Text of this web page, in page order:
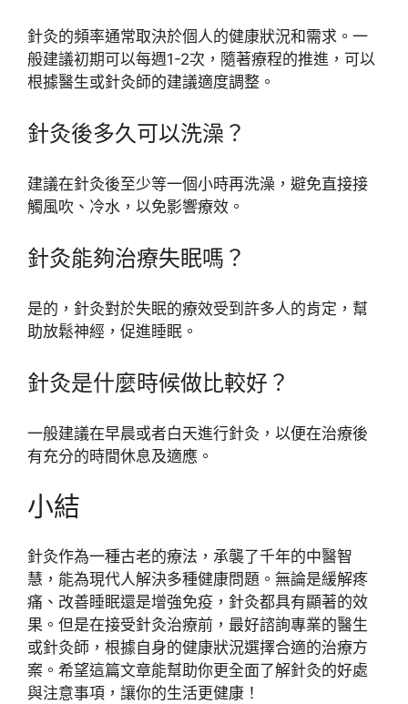
針灸的頻率通常取決於個人的健康狀況和需求。一
般建議初期可以每週1-2次，隨著療程的推進，可以
根據醫生或針灸師的建議適度調整。
針灸後多久可以洗澡？
建議在針灸後至少等一個小時再洗澡，避免直接接
觸風吹、冷水，以免影響療效。
針灸能夠治療失眠嗎？
是的，針灸對於失眠的療效受到許多人的肯定，幫
助放鬆神經，促進睡眠。
針灸是什麼時候做比較好？
一般建議在早晨或者白天進行針灸，以便在治療後
有充分的時間休息及適應。
小結
針灸作為一種古老的療法，承襲了千年的中醫智
慧，能為現代人解決多種健康問題。無論是緩解疼
痛、改善睡眠還是增強免疫，針灸都具有顯著的效
果。但是在接受針灸治療前，最好諮詢專業的醫生
或針灸師，根據自身的健康狀況選擇合適的治療方
案。希望這篇文章能幫助你更全面了解針灸的好處
與注意事項，讓你的生活更健康！